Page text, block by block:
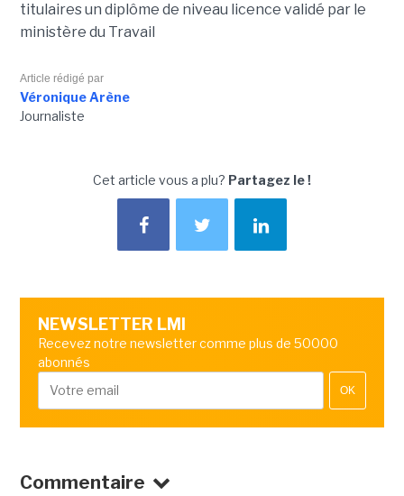
titulaires un diplôme de niveau licence validé par le
ministère du Travail
Article rédigé par
Véronique Arène
Journaliste
Cet article vous a plu? Partagez le !
NEWSLETTER LMI
Recevez notre newsletter comme plus de 50000
abonnés
OK
Commentaire